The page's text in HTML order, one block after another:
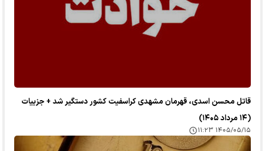
قاتل محسن اسدی، قهرمان مشهدی کراسفیت کشور دستگیر شد + جزییات
(۱۴ مرداد ۱۴۰۵)
۱۴۰۵/۰۵/۱۵ ۱۱:۲۳